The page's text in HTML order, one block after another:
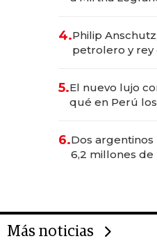
4.Philip
petrolero y rey
Fénix
5.El nuevo lujo
qué en Perú
para
6.Dos argentinos
6,2 millones de
Más noticias